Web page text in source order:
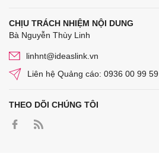
CHỊU TRÁCH NHIỆM NỘI DUNG
Bà Nguyễn Thùy Linh
linhnt@ideaslink.vn
Liên hệ Quảng cáo: 0936 00 99 59
THEO DÕI CHÚNG TÔI